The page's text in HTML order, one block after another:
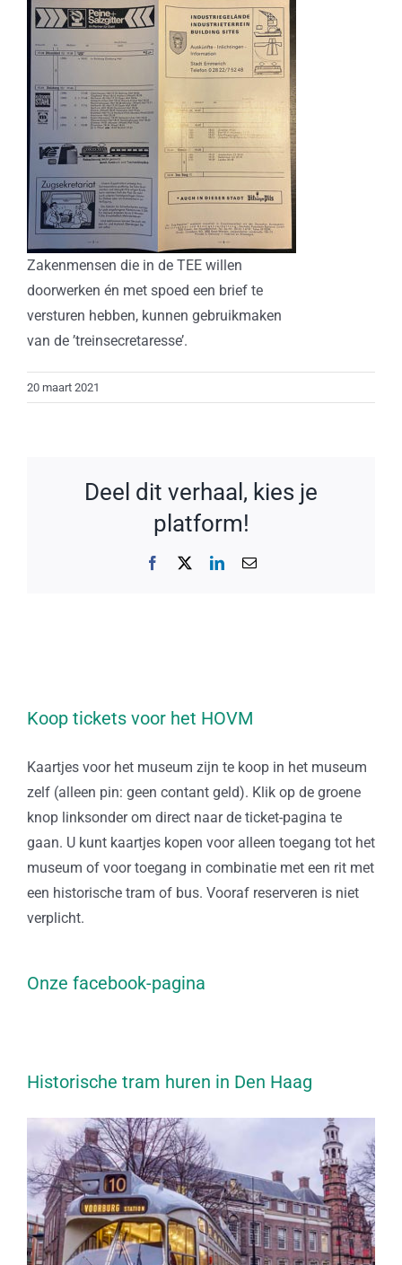
Zakenmensen die in de TEE willen
doorwerken én met spoed een brief te
versturen hebben, kunnen gebruikmaken
van de ’treinsecretaresse’.
20 maart 2021
Deel dit verhaal, kies je
platform!
Facebook LinkedIn
E-
Koop tickets voor het HOVM
Kaartjes voor het museum zijn te koop in het museum
zelf (alleen pin: geen contant geld). Klik op de groene
knop linksonder om direct naar de ticket-pagina te
gaan. U kunt kaartjes kopen voor alleen toegang tot het
museum of voor toegang in combinatie met een rit met
een historische tram of bus. Vooraf reserveren is niet
verplicht.
Onze facebook-pagina
Historische tram huren in Den Haag